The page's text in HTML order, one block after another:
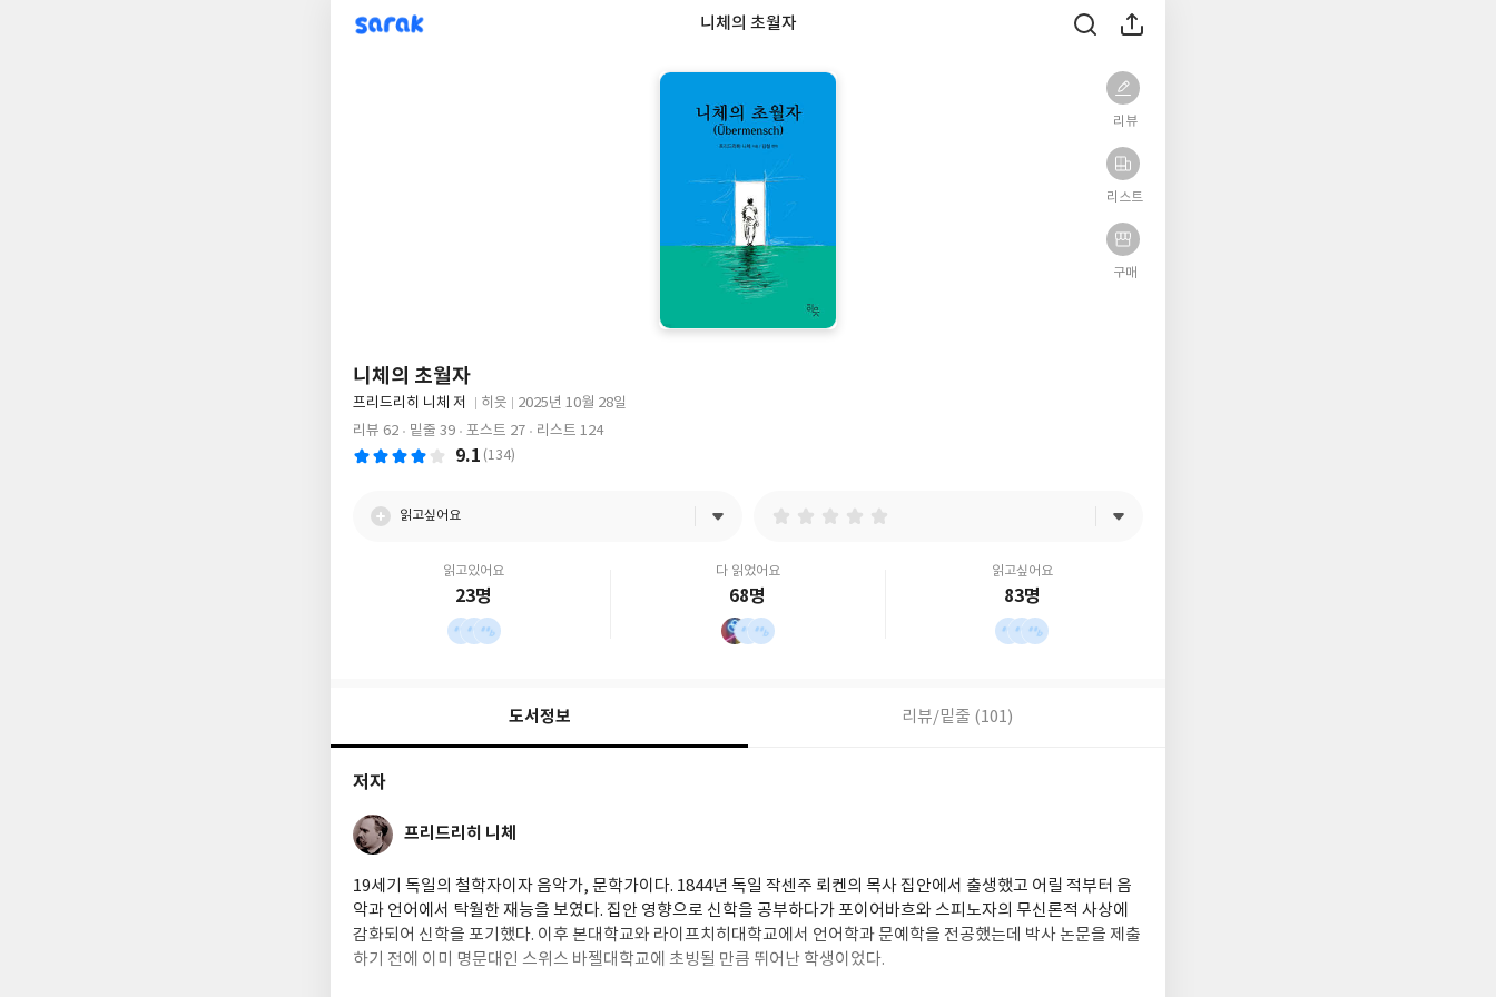
sarak 니체의 초월자
리뷰
리스트
구매
니체의 초월자
글
쓴
프리드리히 니체 저
출
사
히읏
일
2025년 10월 28일
리뷰 62
밑줄 39 포스트 27 리스트 124
9.1 (134)
읽고싶어요
읽고있어요
23명
다 읽었어요
68명
읽고싶어요
83명
도서정보 리뷰/밑줄 (101)
저자
프리드리히 니체
19세기 독일의 철학자이자 음악가, 문학가이다. 1844년 독일 작센주 뢰켄의 목사 집안에서 출생했고 어릴 적부터 음
악과 언어에서 탁월한 재능을 보였다. 집안 영향으로 신학을 공부하다가 포이어바흐와 스피노자의 무신론적 사상에
감화되어 신학을 포기했다. 이후 본대학교와 라이프치히대학교에서 언어학과 문예학을 전공했는데 박사 논문을 제출
하기 전에 이미 명문대인 스위스 바젤대학교에 초빙될 만큼 뛰어난 학생이었다.